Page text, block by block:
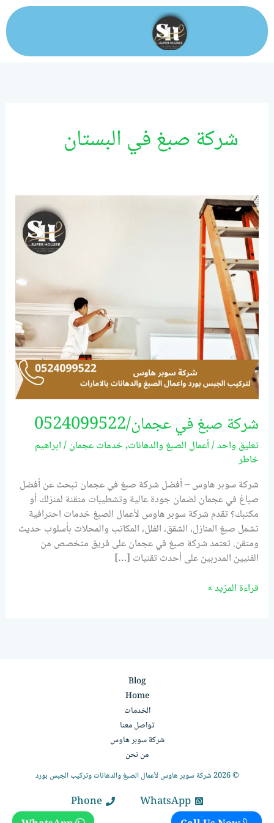
تخطي
إلى
المحتوى
شركة صبغ في البستان
شركة صبغ في عجمان/0524099522
تعليق واحد/أعمال الصبغ والدهانات,خدمات عجمان/ابراهيم
خاطر
شركة سوبر هاوس – أفضل شركة صبغ في عجمان تبحث عن أفضل
صباغ في عجمان لضمان جودة عالية وتشطيبات متقنة لمنزلك أو
مكتبك؟ تقدم شركة سوبر هاوس لأعمال الصبغ خدمات احترافية
تشمل صبغ المنازل، الشقق، الفلل، المكاتب والمحلات بأسلوب حديث
ومتقن. تعتمد شركة صبغ في عجمان على فريق متخصص من
الفنيين المدربين على أحدث تقنيات […]
شركة
صبغ
في
عجمان/0524099522
قراءة المزيد »
Blog
Home
الخدمات
تواصل معنا
شركة سوبر هاوس
من نحن
© 2026 شركة سوبر هاوس لأعمال الصبغ والدهانات وتركيب الجبس بورد
WhatsApp
Phone